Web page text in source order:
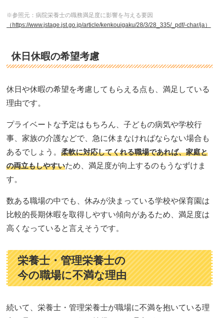
※参照元：病院栄養士の職務満足度に影響を与える要因
（https://www.jstage.jst.go.jp/article/kenkouigaku/28/3/28_335/_pdf/-char/ja）
休日休暇の希望考慮
休日や休暇の希望を考慮してもらえる点も、満足している
理由です。
プライベートな予定はもちろん、子どもの病気や学校行
事、家族の介護などで、急に休まなければならない場合も
あるでしょう。柔軟に対応してくれる職場であれば、家庭と
の両立もしやすいため、満足度が向上するのもうなずけま
す。
数ある職場の中でも、休みが決まっている学校や保育園は
比較的長期休暇を取得しやすい傾向があるため、満足度は
高くなっていると言えそうです。
栄養士・管理栄養士の
今の職場に不満な理由
続いて、栄養士・管理栄養士が職場に不満を抱いている理